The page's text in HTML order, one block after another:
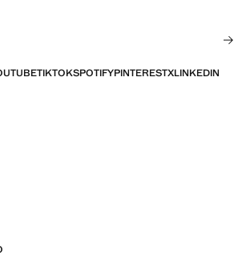
TIKTOKSPOTIFYPINTERESTXLINKEDIN